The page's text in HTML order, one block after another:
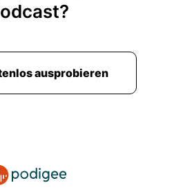
ausprobieren